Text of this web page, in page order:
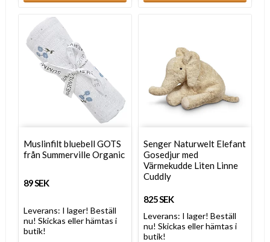
Muslinfilt bluebell GOTS
från Summerville Organic
89 SEK
Leverans: I lager! Beställ
nu! Skickas eller hämtas i
butik!
Senger Naturwelt Elefant
Gosedjur med
Värmekudde Liten Linne
Cuddly
825 SEK
Leverans: I lager! Beställ
nu! Skickas eller hämtas i
butik!